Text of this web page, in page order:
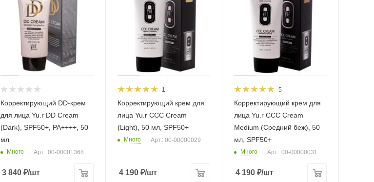
Корректирующий DD-крем
для лица Yu.r DD Cream
(Dark), SPF50+, PA++++, 50
мл
Много Арт.: 00-00001368
3 840 ₽/шт
1
Корректирующий крем для
лица Yu.r ССС Cream
(Light), 50 мл, SPF50+
Много Арт.: 00-00000029
4 190₽/шт
5
Корректирующий крем для
лица Yu.r ССС Cream
Medium (Средний беж), 50
мл, SPF50+
Много Арт.: 00-00000031
4 190₽/шт